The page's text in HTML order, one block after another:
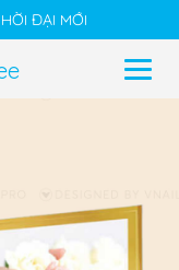
ĐẠI MỚI